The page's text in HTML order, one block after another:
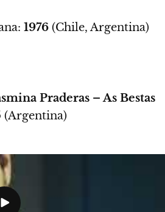
1976 (Chile, Argentina)
Praderas – As Bestas
(Argentina)